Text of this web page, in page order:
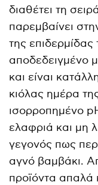
διαθέτει τη
παρεμβαίνει
της επιδερμίδας
αποδεδειγμένο
και είναι
κιόλας ημέρα
ισορροπημένο
ελαφριά και μη
γεγονός πως
αγνό βαμβάκι.
προϊόντα απαλά